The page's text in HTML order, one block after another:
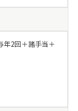
2回＋諸手当＋